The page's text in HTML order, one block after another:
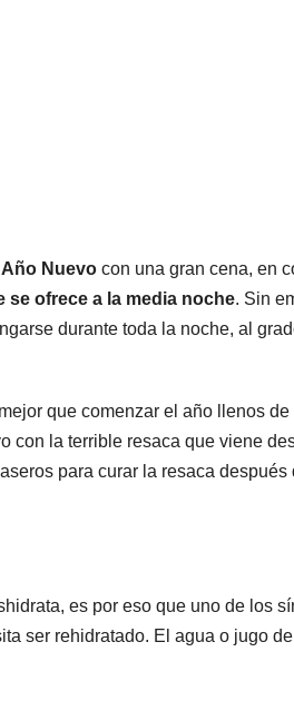
Año Nuevo con una gran cena, en
se ofrece a la media noche. Sin
durante toda la noche, al
que comenzar el año llenos
con la terrible resaca que viene
para curar la resaca después
es por eso que uno de los
ser rehidratado. El agua o jugo